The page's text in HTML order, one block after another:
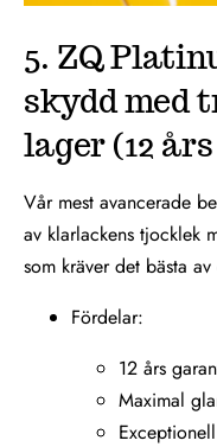
5. ZQ
skydd med
lager (12
Vår mest avancerade
av klarlackens tjocklek
som kräver det bästa
Fördelar:
12 års
Maximal